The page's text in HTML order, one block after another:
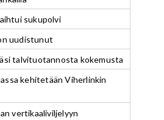
sukupolvi
uudistunut
talvituotannosta kokemusta
kehitetään Viherlinkin
vertikaaliviljelyyn